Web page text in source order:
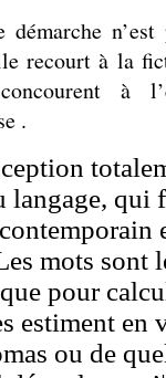
démarche
recourt à la
à
.
qui
mots sont
pour
estiment en
ou de